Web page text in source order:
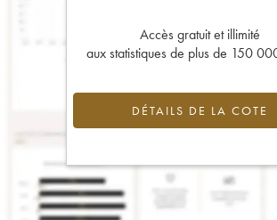
Accès gratuit et illimité
aux statistiques de plus de 150
DÉTAILS DE LA COTE